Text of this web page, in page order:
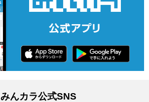
みんカラ公式SNS